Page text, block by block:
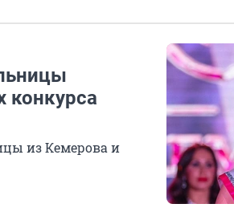
конкурса
из Кемерова и